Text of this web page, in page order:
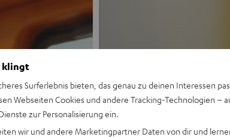
klingt
Surferlebnis bieten, das genau zu deinen Interessen
Webseiten Cookies und andere Tracking-Technologien –
zur Personalisierung ein.
wir und andere Marketingpartner Daten von dir und